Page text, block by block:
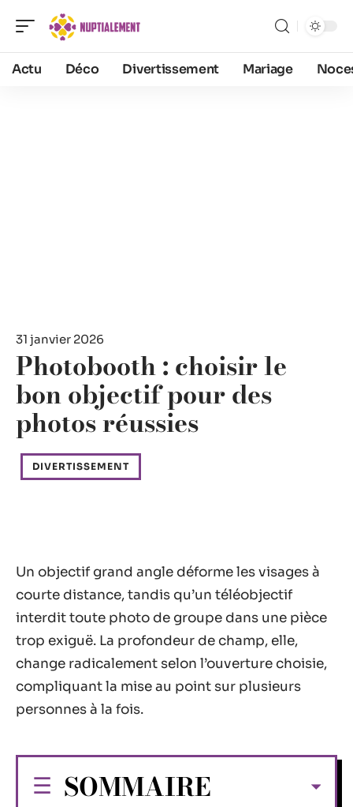
Actu Déco Divertissement Mariage
31 janvier 2026
Photobooth : choisir le
bon objectif pour des
photos réussies
DIVERTISSEMENT
Un objectif grand angle déforme les visages à
courte distance, tandis qu’un téléobjectif
interdit toute photo de groupe dans une pièce
trop exiguë. La profondeur de champ, elle,
change radicalement selon l’ouverture choisie,
compliquant la mise au point sur plusieurs
personnes à la fois.
SOMMAIRE